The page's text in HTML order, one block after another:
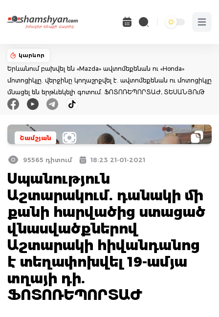
Open
կարևոր
Երևանում բախվել են «Mazda» ավտոմեքենան ու «Honda»
մոտոցիկլը. վերջինը կողաշրջվել է. ավտոմեքենան ու մոտոցիկլը
մնացել են երթևեկելի գոտում. ՖՈՏՈՌԵՊՈՐՏԱԺ, ՏԵՍԱՆՅՈւԹ
Շամշյան
95565 դիտում 18:23 21-01-2021
Սպանություն
Աշտարակում. դանակի մի
քանի հարվածից ստացած
վնասվածքներով
Աշտարակի հիվանդանոց
է տեղափոխվել 19-ամյա
տղայի դի.
ՖՈՏՈՌԵՊՈՐՏԱԺ